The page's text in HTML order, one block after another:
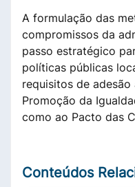
A formulação das
compromissos da
passo estratégico
políticas públicas
requisitos de
Promoção da
como ao Pacto das
Conteúdos